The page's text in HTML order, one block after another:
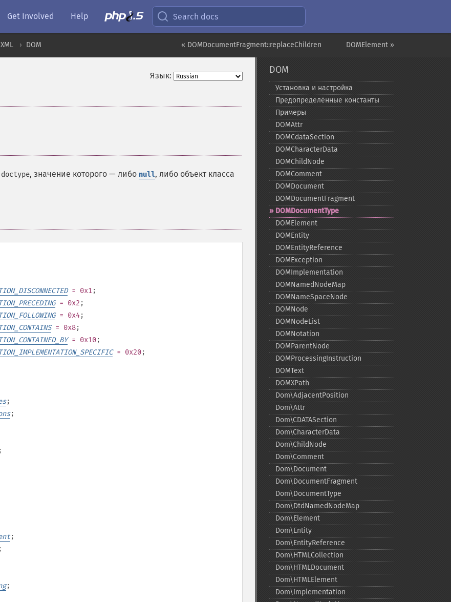
Get Involved Help Search docs
DOMElement »
« DOMDocumentFragment::replaceChildren
DOM
Язык:
doctype, значение которого — либо null, либо объект класса
= 0x1;
= 0x2 ;
= 0x4;
= 0x8;
= 0x10;
= 0x20;
;
;
;
;
;
DOM
Установка и настройка
Предопределённые константы
Примеры
DOMAttr
DOMCdataSection
DOMCharacterData
DOMChildNode
DOMComment
DOMDocument
DOMDocumentFragment
DOMDocumentType
DOMElement
DOMEntity
DOMEntityReference
DOMException
DOMImplementation
DOMNamedNodeMap
DOMNameSpaceNode
DOMNode
DOMNodeList
DOMNotation
DOMParentNode
DOMProcessingInstruction
DOMText
DOMXPath
Dom\AdjacentPosition
Dom\Attr
Dom\CDATASection
Dom\CharacterData
Dom\ChildNode
Dom\Comment
Dom\Document
Dom\DocumentFragment
Dom\DocumentType
Dom\DtdNamedNodeMap
Dom\Element
Dom\Entity
Dom\EntityReference
Dom\HTMLCollection
Dom\HTMLDocument
Dom\HTMLElement
Dom\Implementation